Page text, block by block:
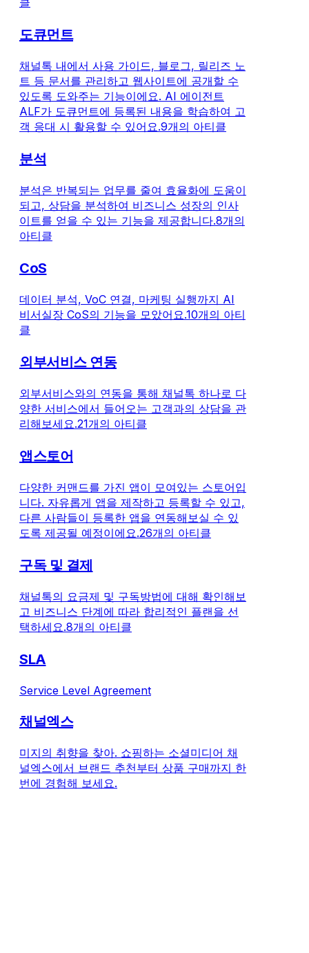
도큐먼트
채널톡 내에서 사용 가이드, 블로그, 릴리즈 노
트 등 문서를 관리하고 웹사이트에 공개할 수
있도록 도와주는 기능이에요. AI 에이전트
ALF가 도큐먼트에 등록된 내용을 학습하여 고
객 응대 시 활용할 수 있어요.9개의 아티클
분석
분석은 반복되는 업무를 줄여 효율화에 도움이
되고, 상담을 분석하여 비즈니스 성장의 인사
이트를 얻을 수 있는 기능을 제공합니다.8개의
아티클
CoS
데이터 분석, VoC 연결, 마케팅 실행까지 AI
비서실장 CoS의 기능을 모았어요.10개의 아티
클
외부서비스 연동
외부서비스와의 연동을 통해 채널톡 하나로 다
양한 서비스에서 들어오는 고객과의 상담을 관
리해보세요.21개의 아티클
앱스토어
다양한 커맨드를 가진 앱이 모여있는 스토어입
니다. 자유롭게 앱을 제작하고 등록할 수 있고,
다른 사람들이 등록한 앱을 연동해보실 수 있
도록 제공될 예정이에요.26개의 아티클
구독 및 결제
채널톡의 요금제 및 구독방법에 대해 확인해보
고 비즈니스 단계에 따라 합리적인 플랜을 선
택하세요.8개의 아티클
SLA
Service Level Agreement
채널엑스
미지의 취향을 찾아. 쇼핑하는 소셜미디어 채
널엑스에서 브랜드 추천부터 상품 구매까지 한
번에 경험해 보세요.